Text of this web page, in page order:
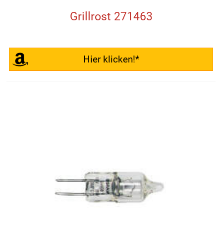
Grillrost 271463
Hier klicken!*